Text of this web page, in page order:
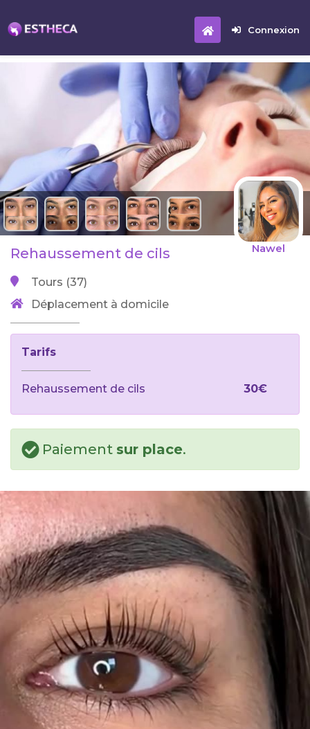
Connexion
Nawel
Rehaussement de cils
Tours (37)
Déplacement à domicile
Tarifs
Rehaussement de cils 30€
Paiement sur place.